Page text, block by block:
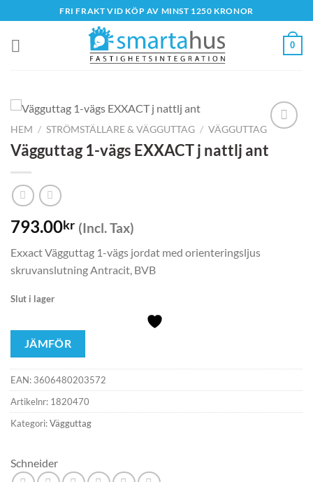
to
content
FRI FRAKT VID KÖP AV MINST 1250 KRONOR
0
HEM / STRÖMSTÄLLARE & VÄGGUTTAG / VÄGGUTTAG
Vägguttag 1-vägs EXXACT j nattlj ant
793.00kr (Incl. Tax)
Exxact Vägguttag 1-vägs jordat med orienteringsljus
skruvanslutning Antracit, BVB
Slut i lager
JÄMFÖR
EAN: 3606480203572
Artikelnr: 1820470
Kategori:Vägguttag
Schneider